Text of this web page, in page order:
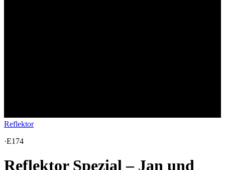
Reflektor
·E174
Reflektor Spezial – Jan und